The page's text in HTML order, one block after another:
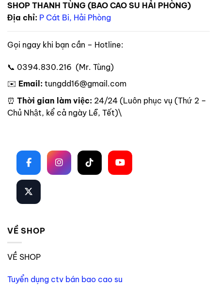
SHOP THANH TÙNG (BAO CAO SU HẢI PHÒNG)
Địa chỉ: P Cát Bi, Hải Phòng
Gọi ngay khi bạn cần – Hotline:
📞 0394.830.216 (Mr. Tùng)
✉️ Email: tungdd16@gmail.com
⏰ Thời gian làm việc: 24/24 (Luôn phục vụ (Thứ 2 –
Chủ Nhật, kể cả ngày Lễ, Tết)\
VỀ SHOP
VỀ SHOP
Tuyển dụng ctv bán bao cao su